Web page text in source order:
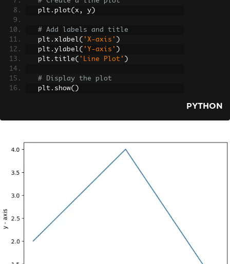
   plt
. plot( x, y )
# Add labels and title
   plt
. xlabel( 'X-axis' )
   plt
. ylabel( 'Y-axis' )
   plt
. title( 'Line Plot' )
# Display the plot
   plt
. show()
PYTHON